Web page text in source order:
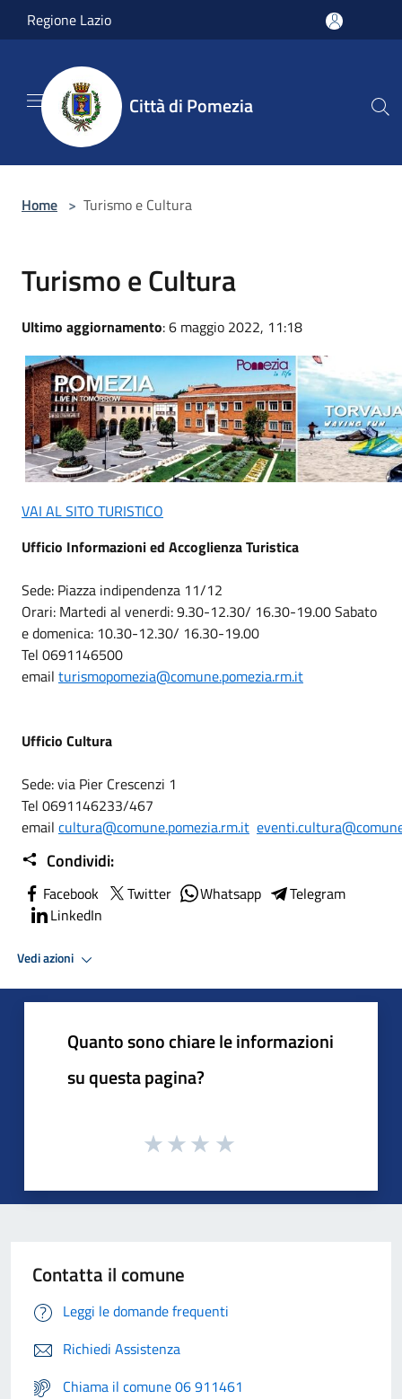
Salta al contenuto principale
Regione Lazio
Città di Pomezia
Home > Turismo e Cultura
Turismo e Cultura
Ultimo aggiornamento: 6 maggio 2022, 11:18
VAI AL SITO TURISTICO
Ufficio Informazioni ed Accoglienza Turistica
Sede: Piazza indipendenza 11/12
Orari: Martedi al venerdi: 9.30-12.30/ 16.30-19.00 Sabato
e domenica: 10.30-12.30/ 16.30-19.00
Tel 0691146500
email turismopomezia@comune.pomezia.rm.it
Ufficio Cultura
Sede: via Pier Crescenzi 1
Tel 0691146233/467
email cultura@comune.pomezia.rm.it
Condividi:
Facebook Twitter Whatsapp
Telegram
LinkedIn
Vedi azioni
Quanto sono chiare le informazioni
su questa pagina?
Contatta il comune
Leggi le domande frequenti
Richiedi Assistenza
Chiama il comune 06 911461